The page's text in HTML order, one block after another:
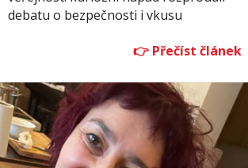
debatu o bezpečnosti i vkusu